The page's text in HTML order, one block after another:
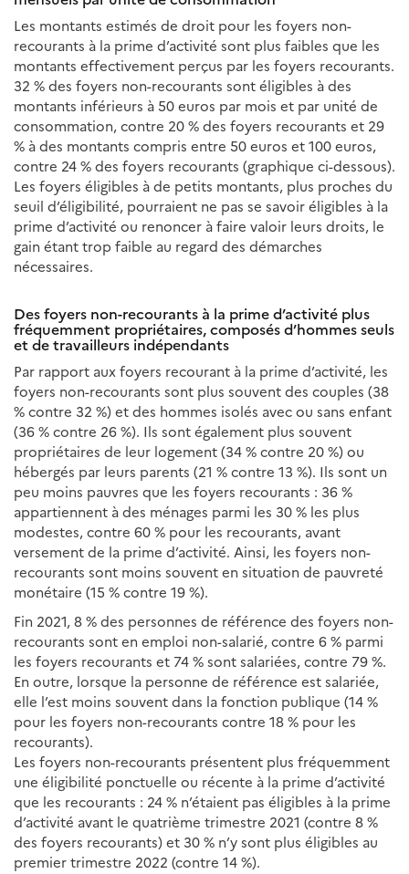
Les montants estimés de droit pour les foyers non-
recourants à la prime d’activité sont plus faibles que les
montants effectivement perçus par les foyers recourants.
32 % des foyers non-recourants sont éligibles à des
montants inférieurs à 50 euros par mois et par unité de
consommation, contre 20 % des foyers recourants et 29
% à des montants compris entre 50 euros et 100 euros,
contre 24 % des foyers recourants (graphique ci-dessous).
Les foyers éligibles à de petits montants, plus proches du
seuil d’éligibilité, pourraient ne pas se savoir éligibles à la
prime d’activité ou renoncer à faire valoir leurs droits, le
gain étant trop faible au regard des démarches
nécessaires.
Des foyers non-recourants à la prime d’activité plus
fréquemment propriétaires, composés d’hommes seuls
et de travailleurs indépendants
Par rapport aux foyers recourant à la prime d’activité, les
foyers non-recourants sont plus souvent des couples (38
% contre 32 %) et des hommes isolés avec ou sans enfant
(36 % contre 26 %). Ils sont également plus souvent
propriétaires de leur logement (34 % contre 20 %) ou
hébergés par leurs parents (21 % contre 13 %). Ils sont un
peu moins pauvres que les foyers recourants : 36 %
appartiennent à des ménages parmi les 30 % les plus
modestes, contre 60 % pour les recourants, avant
versement de la prime d’activité. Ainsi, les foyers non-
recourants sont moins souvent en situation de pauvreté
monétaire (15 % contre 19 %).
Fin 2021, 8 % des personnes de référence des foyers non-
recourants sont en emploi non-salarié, contre 6 % parmi
les foyers recourants et 74 % sont salariées, contre 79 %.
En outre, lorsque la personne de référence est salariée,
elle l’est moins souvent dans la fonction publique (14 %
pour les foyers non-recourants contre 18 % pour les
recourants).
Les foyers non-recourants présentent plus fréquemment
une éligibilité ponctuelle ou récente à la prime d’activité
que les recourants : 24 % n’étaient pas éligibles à la prime
d’activité avant le quatrième trimestre 2021 (contre 8 %
des foyers recourants) et 30 % n’y sont plus éligibles au
premier trimestre 2022 (contre 14 %).